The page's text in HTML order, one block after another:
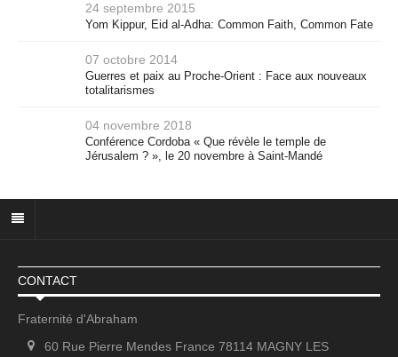
24 septembre 2015
Yom Kippur, Eid al-Adha: Common Faith, Common Fate
07 octobre 2014
Guerres et paix au Proche-Orient : Face aux nouveaux
totalitarismes
04 novembre 2018
Conférence Cordoba « Que révèle le temple de
Jérusalem ? », le 20 novembre à Saint-Mandé
CONTACT
Fraternité d'Abraham
60 Rue Pierre Mendes France 78114 MAGNY LES